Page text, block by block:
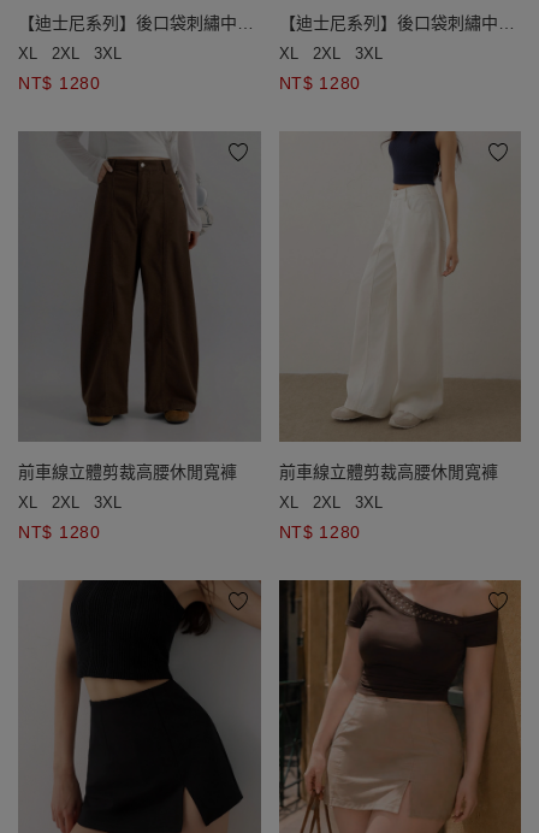
【迪士尼系列】後口袋刺繡中腰
水洗牛仔寬褲
XL 2XL 3XL
NT$ 1280
【迪士尼系列】後口袋刺繡中腰
水洗牛仔寬褲
XL 2XL 3XL
NT$ 1280
前車線立體剪裁高腰休閒寬褲
XL 2XL 3XL
NT$ 1280
前車線立體剪裁高腰休閒寬褲
XL 2XL 3XL
NT$ 1280